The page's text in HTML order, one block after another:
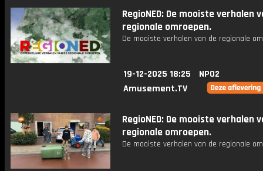
RegioNED: De mooiste verhalen
regionale omroepen.
De mooiste verhalen van de regionale
19-12-2025 18:25
NPO2
Amusement.TV
RegioNED: De mooiste verhalen
regionale omroepen.
De mooiste verhalen van de regionale